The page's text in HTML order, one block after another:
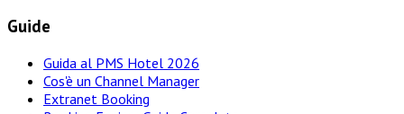
Guide
Guida al PMS Hotel 2026
Cos'è un Channel Manager
Extranet Booking